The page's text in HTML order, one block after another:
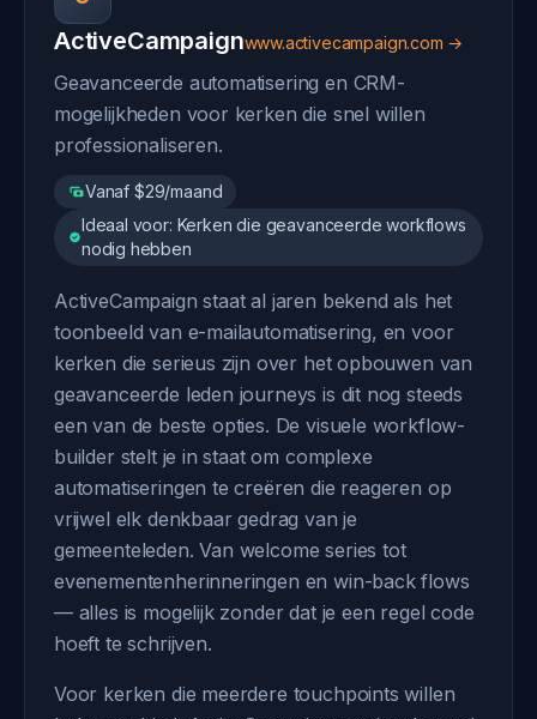
ActiveCampaignwww.activecampaign.com →
Geavanceerde automatisering en CRM-
mogelijkheden voor kerken die snel willen
professionaliseren.
Vanaf $29/maand
Ideaal voor: Kerken die geavanceerde workflows
nodig hebben
ActiveCampaign staat al jaren bekend als het
toonbeeld van e-mailautomatisering, en voor
kerken die serieus zijn over het opbouwen van
geavanceerde leden journeys is dit nog steeds
een van de beste opties. De visuele workflow-
builder stelt je in staat om complexe
automatiseringen te creëren die reageren op
vrijwel elk denkbaar gedrag van je
gemeenteleden. Van welcome series tot
evenementenherinneringen en win-back flows
— alles is mogelijk zonder dat je een regel code
hoeft te schrijven.
Voor kerken die meerdere touchpoints willen